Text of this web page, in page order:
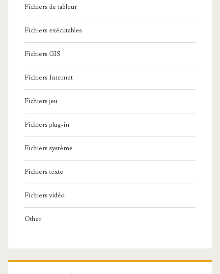
Fichiers de tableur
Fichiers exécutables
Fichiers GIS
Fichiers Internet
Fichiers jeu
Fichiers plug-in
Fichiers système
Fichiers texte
Fichiers vidéo
Other